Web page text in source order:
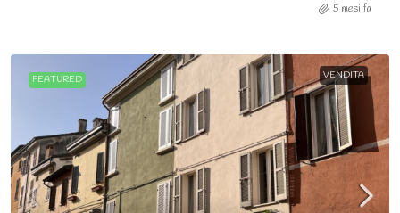
5 mesi fa
FEATURED VENDITA